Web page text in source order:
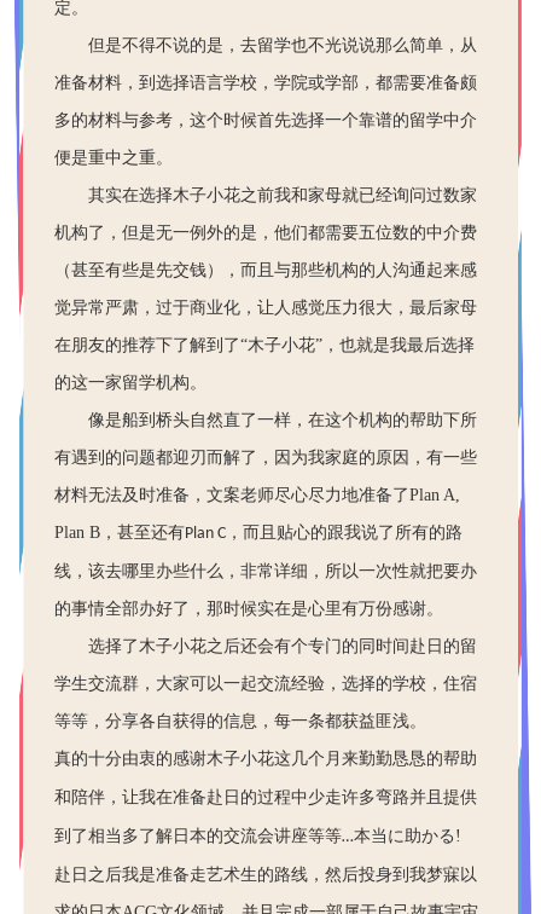
定。
但是不得不说的是，去留学也不光说说那么简单，从
准备材料，到选择语言学校，学院或学部，都需要准备颇
多的材料与参考，这个时候首先选择一个靠谱的留学中介
便是重中之重。
其实在选择木子小花之前我和家母就已经询问过数家
机构了，但是无一例外的是，他们都需要五位数的中介费
（甚至有些是先交钱），而且与那些机构的人沟通起来感
觉异常严肃，过于商业化，让人感觉压力很大，最后家母
在朋友的推荐下了解到了“木子小花”，也就是我最后选择
的这一家留学机构。
像是船到桥头自然直了一样，在这个机构的帮助下所
有遇到的问题都迎刃而解了，因为我家庭的原因，有一些
材料无法及时准备，文案老师尽心尽力地准备了Plan A,
Plan B ，甚至还有Plan C ，而且贴心的跟我说了所有的路
线，该去哪里办些什么，非常详细，所以一次性就把要办
的事情全部办好了，那时候实在是心里有万份感谢。
选择了木子小花之后还会有个专门的同时间赴日的留
学生交流群，大家可以一起交流经验，选择的学校，住宿
等等，分享各自获得的信息，每一条都获益匪浅。
真的十分由衷的感谢木子小花这几个月来勤勤恳恳的帮助
和陪伴 ， 让我在准备赴日的过程中少走许多弯路并且提供
到了相当多了解日本的交流会讲座等等…本当に助かる !
赴日之后我是准备走艺术生的路线，然后投身到我梦寐以